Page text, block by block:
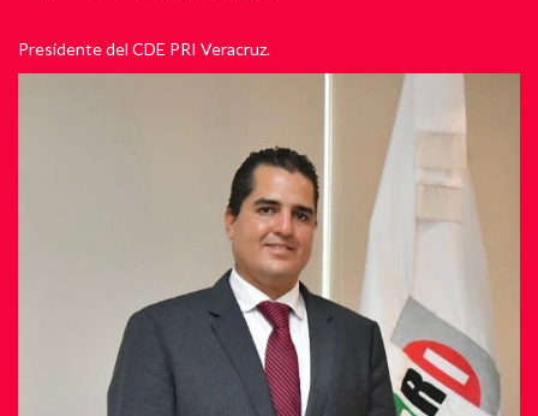
Presidente del CDE PRI Veracruz.